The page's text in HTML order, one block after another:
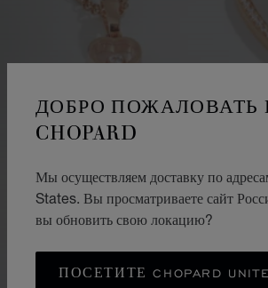
ДОБРО ПОЖАЛОВАТЬ
CHOPARD
Мы осуществляем доставку по
States. Вы просматриваете сайт
вы обновить свою локацию?
ПОСЕТИТЕ CHOPARD
Сама их сущность открывает
тем не менее выглядят
несколько сразу, вы получите